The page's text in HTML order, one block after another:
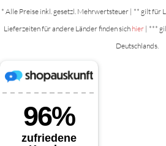
* Alle Preise inkl. gesetzl. Mehrwertsteuer | ** gilt für
Lieferzeiten für andere Länder finden sich hier | ***
Deutschlands.